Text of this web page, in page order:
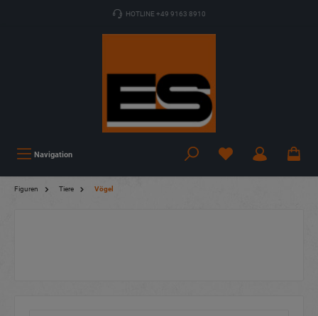
HOTLINE +49 9163 8910
Navigation
Figuren Tiere Vögel